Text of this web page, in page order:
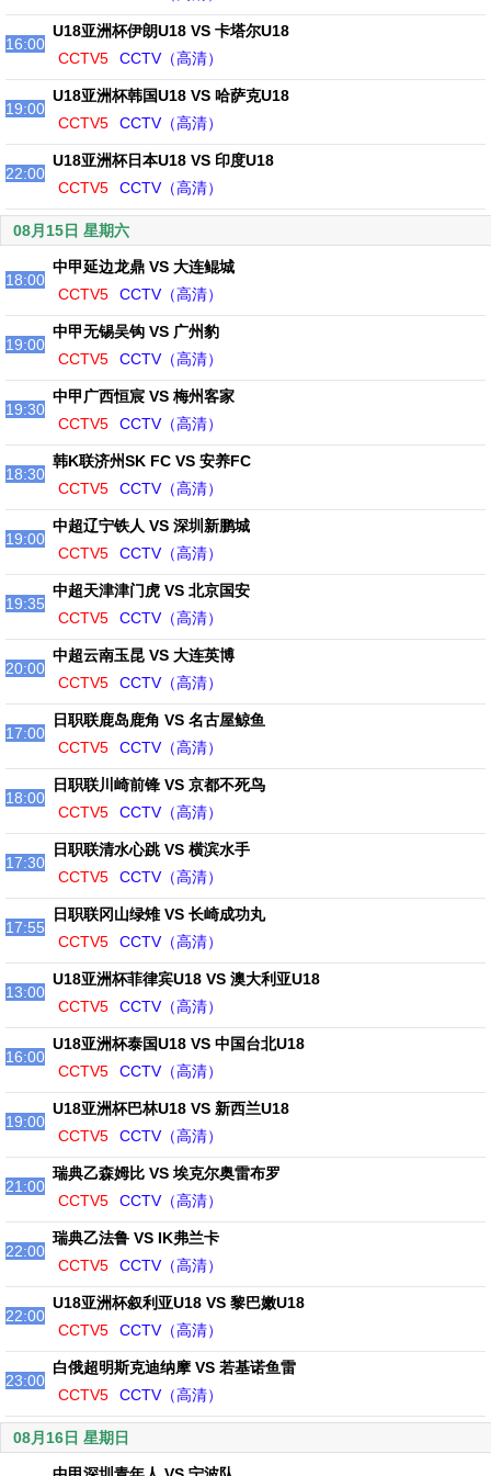
16:00
U18亚洲杯伊朗U18 VS 卡塔尔U18
CCTV5
CCTV（高清）
19:00
U18亚洲杯韩国U18 VS 哈萨克U18
CCTV5
CCTV（高清）
22:00
U18亚洲杯日本U18 VS 印度U18
CCTV5
CCTV（高清）
08月15日 星期六
18:00
中甲延边龙鼎 VS 大连鲲城
CCTV5
CCTV（高清）
19:00
中甲无锡吴钩 VS 广州豹
CCTV5
CCTV（高清）
19:30
中甲广西恒宸 VS 梅州客家
CCTV5
CCTV（高清）
18:30
韩K联济州SK FC VS 安养FC
CCTV5
CCTV（高清）
19:00
中超辽宁铁人 VS 深圳新鹏城
CCTV5
CCTV（高清）
19:35
中超天津津门虎 VS 北京国安
CCTV5
CCTV（高清）
20:00
中超云南玉昆 VS 大连英博
CCTV5
CCTV（高清）
17:00
日职联鹿岛鹿角 VS 名古屋鲸鱼
CCTV5
CCTV（高清）
18:00
日职联川崎前锋 VS 京都不死鸟
CCTV5
CCTV（高清）
17:30
日职联清水心跳 VS 横滨水手
CCTV5
CCTV（高清）
17:55
日职联冈山绿雉 VS 长崎成功丸
CCTV5
CCTV（高清）
13:00
U18亚洲杯菲律宾U18 VS 澳大利亚U18
CCTV5
CCTV（高清）
16:00
U18亚洲杯泰国U18 VS 中国台北U18
CCTV5
CCTV（高清）
19:00
U18亚洲杯巴林U18 VS 新西兰U18
CCTV5
CCTV（高清）
21:00
瑞典乙森姆比 VS 埃克尔奥雷布罗
CCTV5
CCTV（高清）
22:00
瑞典乙法鲁 VS IK弗兰卡
CCTV5
CCTV（高清）
22:00
U18亚洲杯叙利亚U18 VS 黎巴嫩U18
CCTV5
CCTV（高清）
23:00
白俄超明斯克迪纳摩 VS 若基诺鱼雷
CCTV5
CCTV（高清）
08月16日 星期日